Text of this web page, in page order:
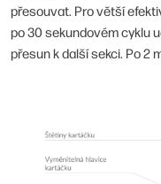
přesouvat. Pro větší
po 30 sekundovém cyklu
přesun k další sekci. Po 2